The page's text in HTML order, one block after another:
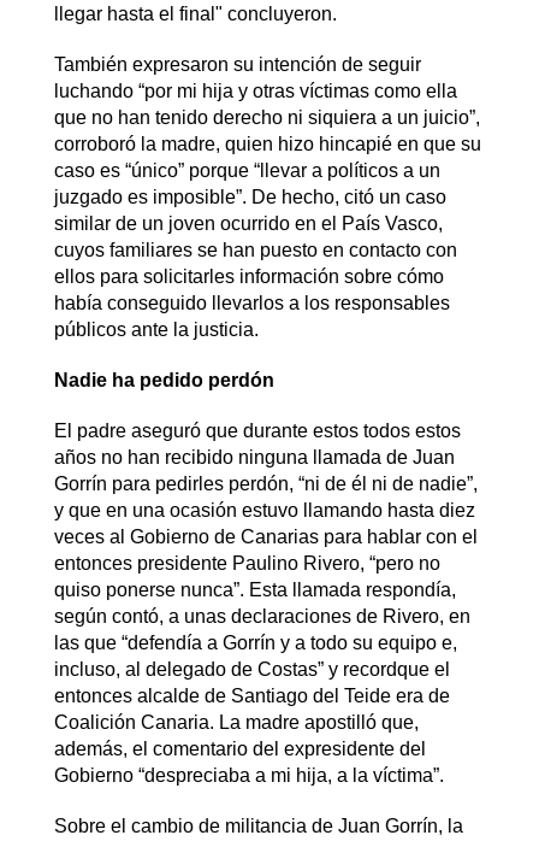
llegar hasta el final" concluyeron.
También expresaron su intención de seguir
luchando “por mi hija y otras víctimas como ella
que no han tenido derecho ni siquiera a un juicio”,
corroboró la madre, quien hizo hincapié en que su
caso es “único” porque “llevar a políticos a un
juzgado es imposible”. De hecho, citó un caso
similar de un joven ocurrido en el País Vasco,
cuyos familiares se han puesto en contacto con
ellos para solicitarles información sobre cómo
había conseguido llevarlos a los responsables
públicos ante la justicia.
Nadie ha pedido perdón
El padre aseguró que durante estos todos estos
años no han recibido ninguna llamada de Juan
Gorrín para pedirles perdón, “ni de él ni de nadie”,
y que en una ocasión estuvo llamando hasta diez
veces al Gobierno de Canarias para hablar con el
entonces presidente Paulino Rivero, “pero no
quiso ponerse nunca”. Esta llamada respondía,
según contó, a unas declaraciones de Rivero, en
las que “defendía a Gorrín y a todo su equipo e,
incluso, al delegado de Costas” y recordque el
entonces alcalde de Santiago del Teide era de
Coalición Canaria. La madre apostilló que,
además, el comentario del expresidente del
Gobierno “despreciaba a mi hija, a la víctima”.
Sobre el cambio de militancia de Juan Gorrín, la